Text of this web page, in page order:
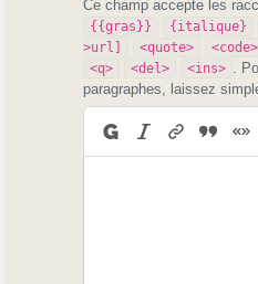
Ce champ accepte les
{{gras}} {italique}
>url]
<quote> <code>
<q> <del> <ins>
.
paragraphes, laissez